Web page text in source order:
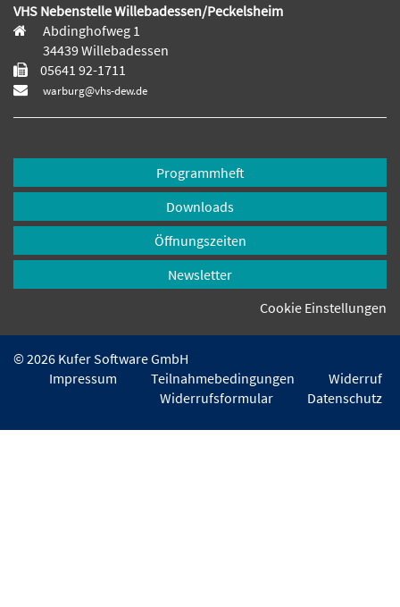
VHS Nebenstelle Willebadessen/Peckelsheim
Abdinghofweg 1
34439 Willebadessen
05641 92-1711
warburg@vhs-dew.de
Programmheft
Downloads
Öffnungszeiten
Newsletter
Cookie Einstellungen
© 2026 Kufer Software GmbH
Impressum
Teilnahmebedingungen
Widerruf
Widerrufsformular
Datenschutz